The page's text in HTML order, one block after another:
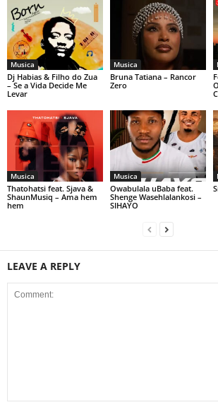
Musica
Dj Habias & Filho do Zua
– Se a Vida Decide Me
Levar
Musica
Bruna Tatiana – Rancor
Zero
Musica
Thatohatsi feat. Sjava &
ShaunMusiq – Ama hem
hem
Musica
Owabulala uBaba feat.
Shenge Wasehlalankosi –
SIHAYO
LEAVE A REPLY